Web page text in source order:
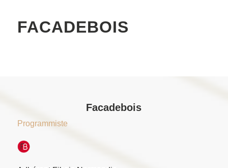
FACADEBOIS
Facadebois
Programmiste